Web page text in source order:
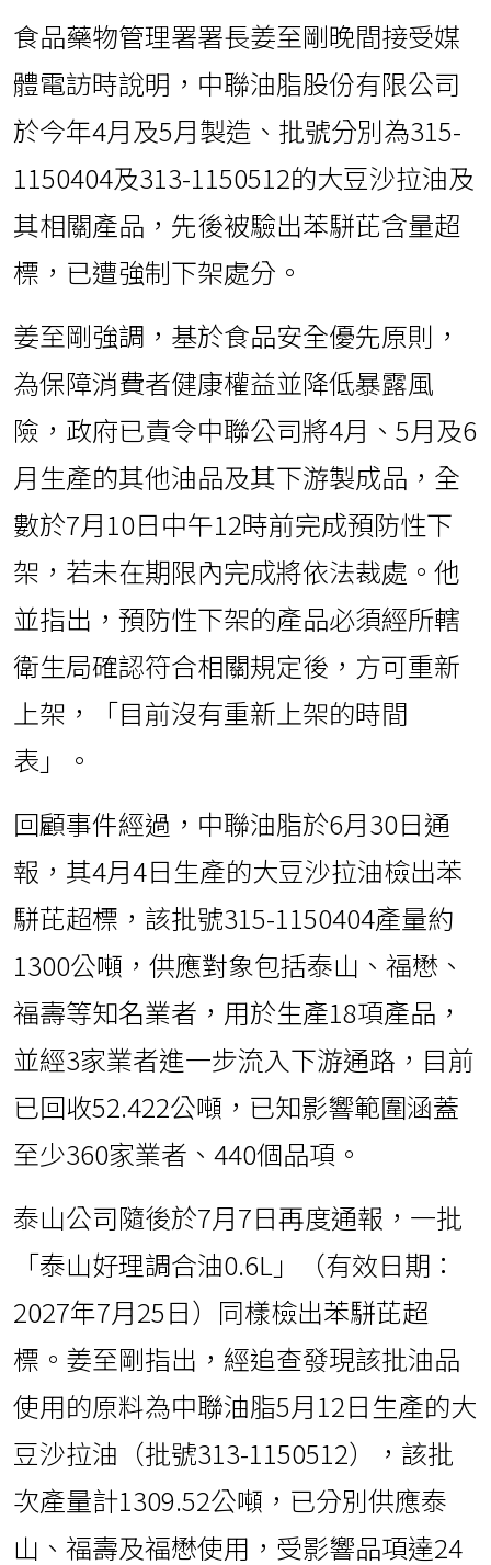
食品藥物管理署署長姜至剛晚間接受媒
體電訪時說明，中聯油脂股份有限公司
於今年4月及5月製造、批號分別為315-
1150404及313-1150512的大豆沙拉油及
其相關產品，先後被驗出苯駢芘含量超
標，已遭強制下架處分。
姜至剛強調，基於食品安全優先原則，
為保障消費者健康權益並降低暴露風
險，政府已責令中聯公司將4月、5月及6
月生產的其他油品及其下游製成品，全
數於7月10日中午12時前完成預防性下
架，若未在期限內完成將依法裁處。他
並指出，預防性下架的產品必須經所轄
衛生局確認符合相關規定後，方可重新
上架，「目前沒有重新上架的時間
表」。
回顧事件經過，中聯油脂於6月30日通
報，其4月4日生產的大豆沙拉油檢出苯
駢芘超標，該批號315-1150404產量約
1300公噸，供應對象包括泰山、福懋、
福壽等知名業者，用於生產18項產品，
並經3家業者進一步流入下游通路，目前
已回收52.422公噸，已知影響範圍涵蓋
至少360家業者、440個品項。
泰山公司隨後於7月7日再度通報，一批
「泰山好理調合油0.6L」（有效日期：
2027年7月25日）同樣檢出苯駢芘超
標。姜至剛指出，經追查發現該批油品
使用的原料為中聯油脂5月12日生產的大
豆沙拉油（批號313-1150512），該批
次產量計1309.52公噸，已分別供應泰
山、福壽及福懋使用，受影響品項達24